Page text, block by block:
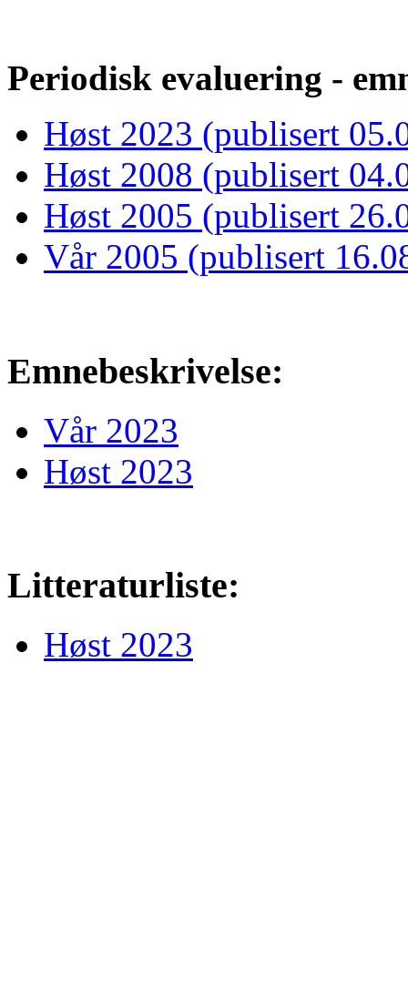
Periodisk evaluering -
Høst 2023 (publisert
Høst 2008 (publisert
Høst 2005 (publisert
Vår 2005 (publisert
Emnebeskrivelse:
Vår 2023
Høst 2023
Litteraturliste:
Høst 2023